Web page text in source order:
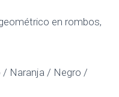
en rombos,
/ Naranja / Negro /